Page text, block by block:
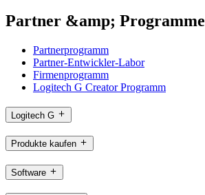
Partner &amp; Programme
Partnerprogramm
Partner-Entwickler-Labor
Firmenprogramm
Logitech G Creator Programm
Logitech G
Produkte kaufen
Software